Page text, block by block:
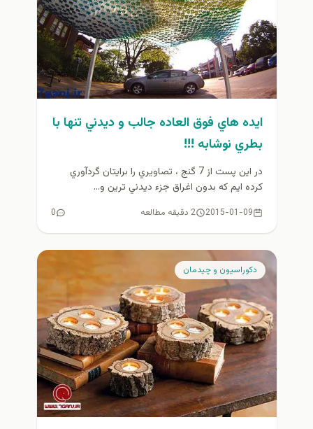
ايده هاي فوق العاده جالب و ديدني تنها با
بطري نوشابه !!!
در اين پست از 7 گنج ، تصاويري را برايتان گردآوري
كرده ايم كه بدون اغراق جزء ديدني ترين و...
2015-01-09 2 دقیقه مطالعه 0
دكوراسيون و چيدمان